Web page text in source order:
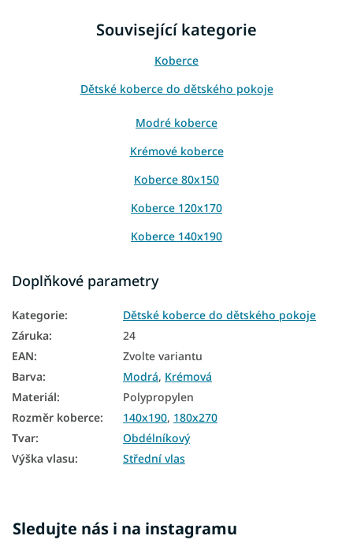
Související kategorie
Koberce
Dětské koberce do dětského pokoje
Modré koberce
Krémové koberce
Koberce 80x150
Koberce 120x170
Koberce 140x190
Koberce 200x290
Koberce 240x330
Doplňkové parametry
Kategorie:
Dětské koberce do dětského pokoje
Záruka:
24
EAN:
Zvolte variantu
Barva: Modrá, Krémová
Materiál:
Polypropylen
Rozměr koberce: 140x190, 180x270
Tvar:
Obdélníkový
Výška vlasu: Střední vlas
Sledujte nás i na instagramu